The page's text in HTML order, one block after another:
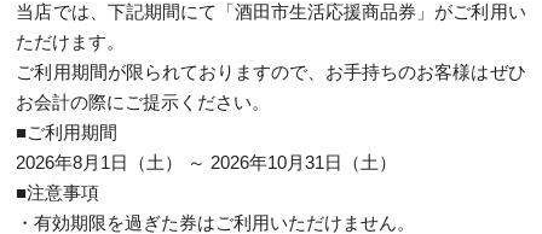
当店では、下記期間にて「酒田市生活応援商品券」がご利用い
ただけます。
ご利用期間が限られておりますので、お手持ちのお客様はぜひ
お会計の際にご提示ください。
■ご利用期間
2026年8月1日（土） ～ 2026年10月31日（土）
■注意事項
・有効期限を過ぎた券はご利用いただけません。